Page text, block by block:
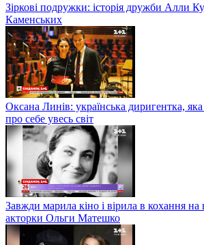
Зіркові подружки: історія дружби Алли
Каменських
Оксана Линів: українська диригентка,
про себе увесь світ
Завжди марила кіно і вірила в кохання на
акторки Ольги Матешко